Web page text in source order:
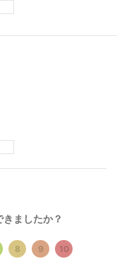
ましたか？
8 9 10